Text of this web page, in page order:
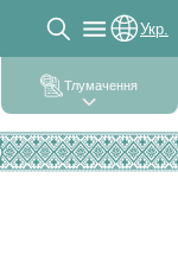
Укр.
Тлумачення